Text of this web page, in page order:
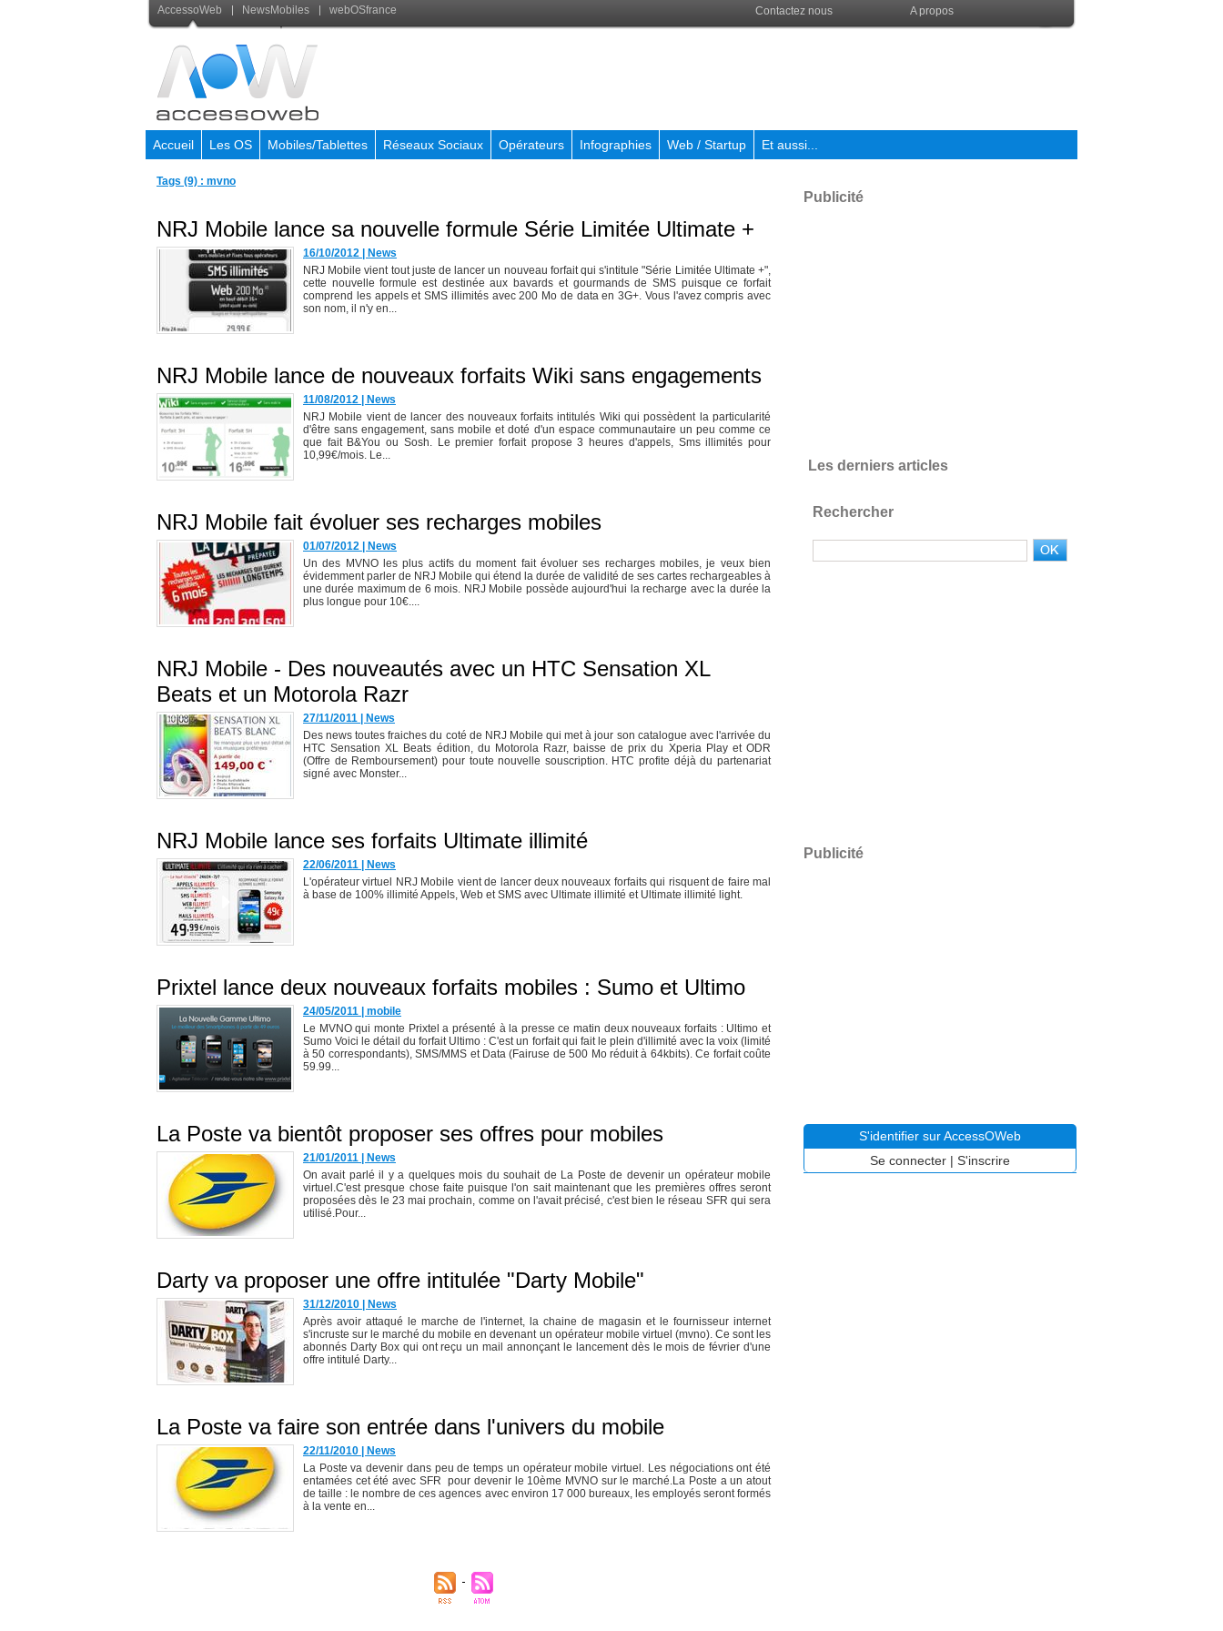
AccessoWeb NewsMobiles webOSfrance Contactez nous A propos
Accueil Les OS Mobiles/Tablettes Réseaux Sociaux Opérateurs Infographies Web / Startup Et aussi...
Tags (9) : mvno
NRJ Mobile lance sa nouvelle formule Série Limitée Ultimate +
16/10/2012
News
NRJ Mobile vient tout juste de lancer un nouveau forfait qui s'intitule "Série Limitée Ultimate +",
cette nouvelle formule est destinée aux bavards et gourmands de SMS puisque ce forfait
comprend les appels et SMS illimités avec 200 Mo de data en 3G+. Vous l'avez compris avec
son nom, il n'y en...
NRJ Mobile lance de nouveaux forfaits Wiki sans engagements
11/08/2012
News
NRJ Mobile vient de lancer des nouveaux forfaits intitulés Wiki qui possèdent la particularité
d'être sans engagement, sans mobile et doté d'un espace communautaire un peu comme ce
que fait B&You ou Sosh. Le premier forfait propose 3 heures d'appels, Sms illimités pour
10,99€/mois. Le...
NRJ Mobile fait évoluer ses recharges mobiles
01/07/2012
News
Un des MVNO les plus actifs du moment fait évoluer ses recharges mobiles, je veux bien
évidemment parler de NRJ Mobile qui étend la durée de validité de ses cartes rechargeables à
une durée maximum de 6 mois. NRJ Mobile possède aujourd'hui la recharge avec la durée la
plus longue pour 10€....
NRJ Mobile - Des nouveautés avec un HTC Sensation XL
Beats et un Motorola Razr
27/11/2011
News
Des news toutes fraiches du coté de NRJ Mobile qui met à jour son catalogue avec l'arrivée du
HTC Sensation XL Beats édition, du Motorola Razr, baisse de prix du Xperia Play et ODR
(Offre de Remboursement) pour toute nouvelle souscription. HTC profite déjà du partenariat
signé avec Monster...
NRJ Mobile lance ses forfaits Ultimate illimité
22/06/2011
News
L'opérateur virtuel NRJ Mobile vient de lancer deux nouveaux forfaits qui risquent de faire mal
à base de 100% illimité Appels, Web et SMS avec Ultimate illimité et Ultimate illimité light.
Prixtel lance deux nouveaux forfaits mobiles : Sumo et Ultimo
24/05/2011
mobile
Le MVNO qui monte Prixtel a présenté à la presse ce matin deux nouveaux forfaits : Ultimo et
Sumo Voici le détail du forfait Ultimo : C'est un forfait qui fait le plein d'illimité avec la voix (limité
à 50 correspondants), SMS/MMS et Data (Fairuse de 500 Mo réduit à 64kbits). Ce forfait coûte
59.99...
La Poste va bientôt proposer ses offres pour mobiles
21/01/2011
News
On avait parlé il y a quelques mois du souhait de La Poste de devenir un opérateur mobile
virtuel.C'est presque chose faite puisque l'on sait maintenant que les premières offres seront
proposées dès le 23 mai prochain, comme on l'avait précisé, c'est bien le réseau SFR qui sera
utilisé.Pour...
Darty va proposer une offre intitulée "Darty Mobile"
31/12/2010
News
Après avoir attaqué le marche de l'internet, la chaine de magasin et le fournisseur internet
s'incruste sur le marché du mobile en devenant un opérateur mobile virtuel (mvno). Ce sont les
abonnés Darty Box qui ont reçu un mail annonçant le lancement dès le mois de février d'une
offre intitulé Darty...
La Poste va faire son entrée dans l'univers du mobile
22/11/2010
News
La Poste va devenir dans peu de temps un opérateur mobile virtuel. Les négociations ont été
entamées cet été avec SFR pour devenir le 10ème MVNO sur le marché.La Poste a un atout
de taille : le nombre de ces agences avec environ 17 000 bureaux, les employés seront formés
à la vente en...
Publicité
Les derniers articles
Rechercher
Publicité
S'identifier sur AccessOWeb
Se connecter | S'inscrire